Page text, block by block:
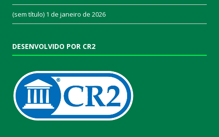
(sem título) 1 de janeiro de 2026
DESENVOLVIDO POR CR2